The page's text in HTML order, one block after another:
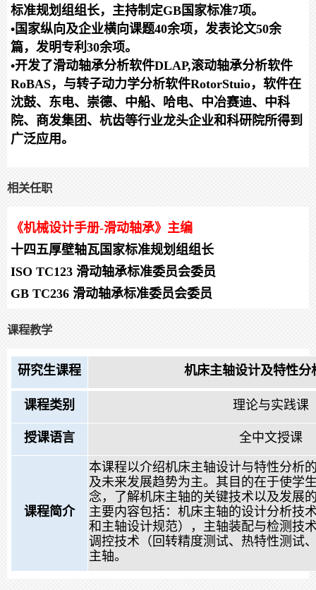
标准规划组组长，主持制定GB国家标准7项。
•国家纵向及企业横向课题40余项，发表论文50余
篇，发明专利30余项。
•开发了滑动轴承分析软件DLAP,滚动轴承分析软件
RoBAS，与转子动力学分析软件RotorStuio，软件在
沈鼓、东电、崇德、中船、哈电、中冶赛迪、中科
院、商发集团、杭齿等行业龙头企业和科研院所得到
广泛应用。
相关任职
《机械设计手册-滑动轴承》 主编
十四五厚壁轴瓦国家标准规划组组长
ISO TC123 滑动轴承标准委员会委员
GB TC236 滑动轴承标准委员会委员
课程教学
研究生课程 机床主轴设计及特性分
课程类别 理论与实践课
授课语言 全中文授课
课程简介
本课程以介绍机床主轴设计与特性分析
及未来发展趋势为主。其目的在于使学
念，了解机床主轴的关键技术以及发展
主要内容包括：机床主轴的设计分析技
和主轴设计规范），主轴装配与检测技
调控技术（回转精度测试、热特性测试
主轴。